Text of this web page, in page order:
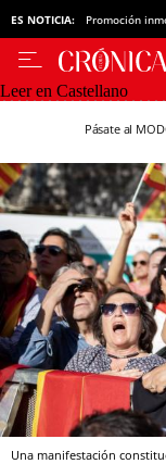
ES NOTICIA: Promoción
Leer en Castellano
Pásate al
Una manifestación